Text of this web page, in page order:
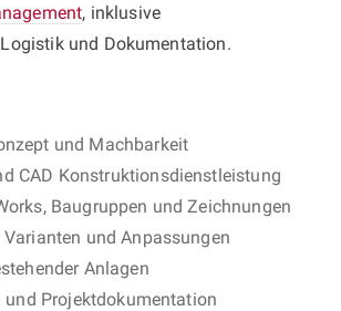
, inklusive
und Dokumentation.
und Machbarkeit
CAD Konstruktionsdienstleistung
Baugruppen und Zeichnungen
und Anpassungen
Anlagen
Projektdokumentation